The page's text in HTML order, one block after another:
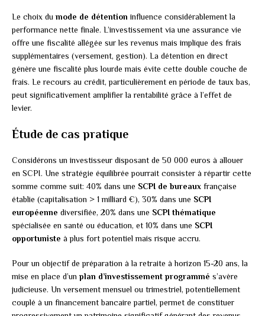
Le choix du mode de détention influence considérablement la
performance nette finale. L’investissement via une assurance vie
offre une fiscalité allégée sur les revenus mais implique des frais
supplémentaires (versement, gestion). La détention en direct
génère une fiscalité plus lourde mais évite cette double couche de
frais. Le recours au crédit, particulièrement en période de taux bas,
peut significativement amplifier la rentabilité grâce à l’effet de
levier.
Étude de cas pratique
Considérons un investisseur disposant de 50 000 euros à allouer
en SCPI. Une stratégie équilibrée pourrait consister à répartir cette
somme comme suit: 40% dans une SCPI de bureaux française
établie (capitalisation > 1 milliard €), 30% dans une SCPI
européenne diversifiée, 20% dans une SCPI thématique
spécialisée en santé ou éducation, et 10% dans une SCPI
opportuniste à plus fort potentiel mais risque accru.
Pour un objectif de préparation à la retraite à horizon 15-20 ans, la
mise en place d’un plan d’investissement programmé s’avère
judicieuse. Un versement mensuel ou trimestriel, potentiellement
couplé à un financement bancaire partiel, permet de constituer